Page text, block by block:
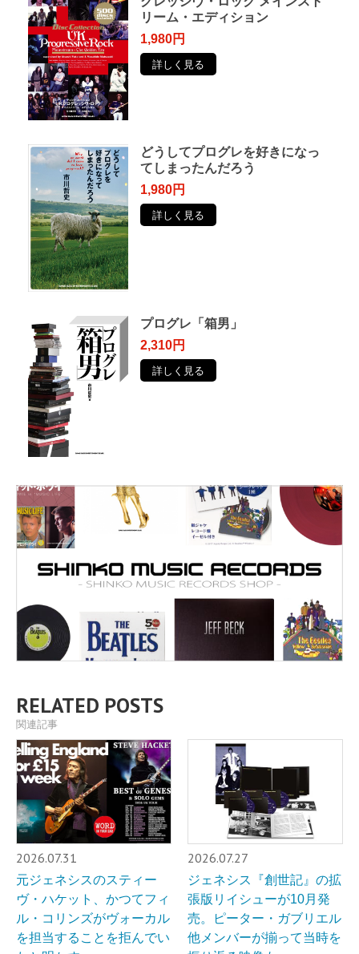
リーム・エディション
1,980円
詳しく見る
どうしてプログレを好きになっ
てしまったんだろう
1,980円
詳しく見る
プログレ「箱男」
2,310円
詳しく見る
RELATED POSTS
関連記事
2026.07.31
元ジェネシスのスティー
ヴ・ハケット、かつてフィ
ル・コリンズがヴォーカル
を担当することを拒んでい
2026.07.27
ジェネシス『創世記』の拡
張版リイシューが10月発
売。ピーター・ガブリエル
他メンバーが揃って当時を